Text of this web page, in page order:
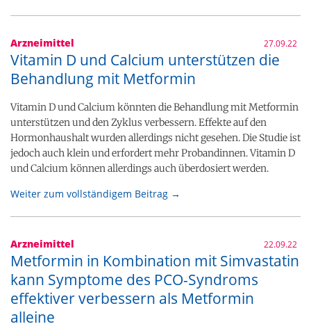
Arzneimittel 27.09.22
Vitamin D und Calcium unterstützen die
Behandlung mit Metformin
Vitamin D und Calcium könnten die Behandlung mit Metformin
unterstützen und den Zyklus verbessern. Effekte auf den
Hormonhaushalt wurden allerdings nicht gesehen. Die Studie ist
jedoch auch klein und erfordert mehr Probandinnen. Vitamin D
und Calcium können allerdings auch überdosiert werden.
Weiter zum vollständigem Beitrag →
Arzneimittel 22.09.22
Metformin in Kombination mit Simvastatin
kann Symptome des PCO-Syndroms
effektiver verbessern als Metformin
alleine